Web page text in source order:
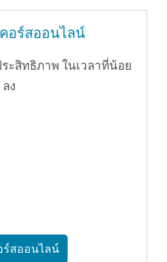
อร์สออนไลน์
ะสิทธิภาพ ในเวลาที่น้อย
ลง
สออนไลน์